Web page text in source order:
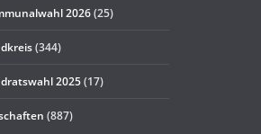
2026(25)
(344)
2025(17)
(887)